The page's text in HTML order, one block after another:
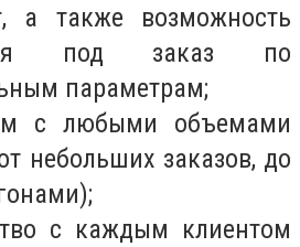
а также возможность
под заказ по
параметрам;
с любыми объемами
небольших заказов, до
с каждым клиентом